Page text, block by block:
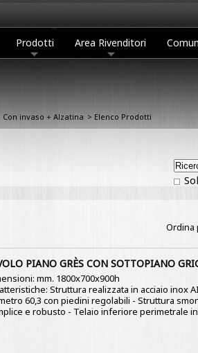
Prodotti Area Rivenditori
Con invaso + Alzatina > Elenco Prodotti
Ordina
PIANO GRÈS CON SOTTOPIANO
mm. 1800x700x900h
Struttura realizzata in acciaio inox
60,3 con piedini regolabili - Struttura
e robusto - Telaio inferiore perimetrale